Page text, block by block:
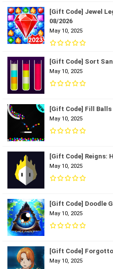
[Gift Code] Jewel
08/2026
May 10, 2025
[Gift Code] Sort
May 10, 2025
[Gift Code] Fill
May 10, 2025
[Gift Code] Reigns:
May 10, 2025
[Gift Code] Doodle
May 10, 2025
[Gift Code]
May 10, 2025